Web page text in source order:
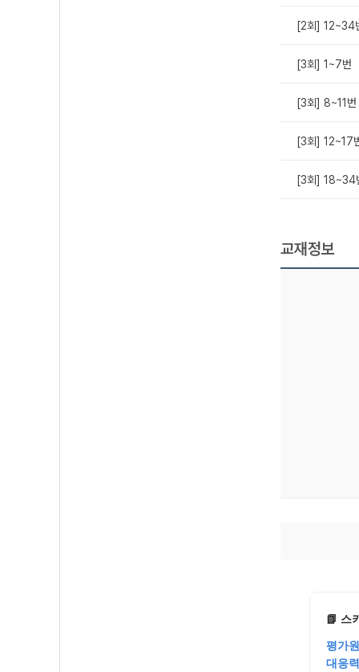
[2회] 12~34
[3회] 1~7번
[3회] 8~11번
[3회] 12~17
[3회] 18~34
교재정보
📗 스
평가
대응